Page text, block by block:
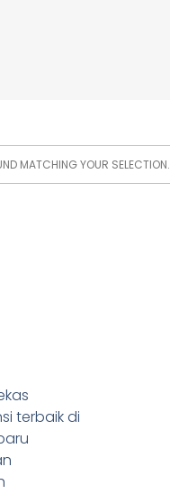
MATCHING YOUR SELECTION.
terbaik di